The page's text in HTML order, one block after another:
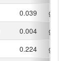
0.039
g
0.004
g
0.224
g